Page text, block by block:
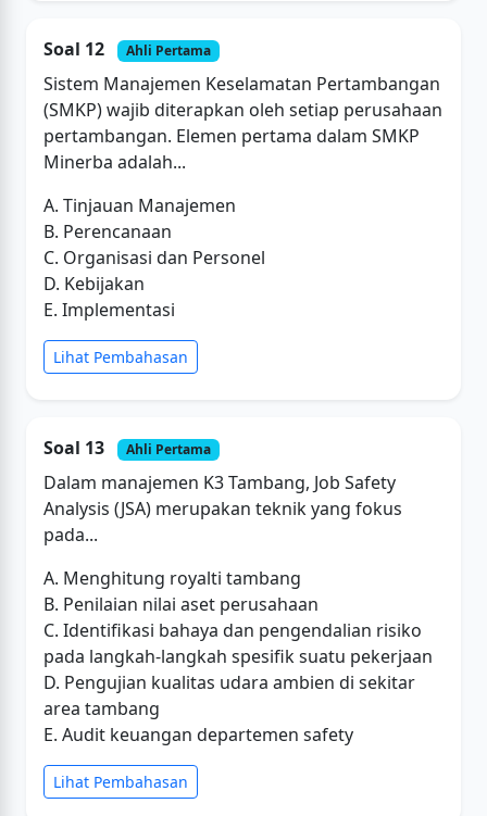
Soal 12 Ahli Pertama
Sistem Manajemen Keselamatan Pertambangan
(SMKP) wajib diterapkan oleh setiap perusahaan
pertambangan. Elemen pertama dalam SMKP
Minerba adalah...
A. Tinjauan Manajemen
B. Perencanaan
C. Organisasi dan Personel
D. Kebijakan
E. Implementasi
Lihat Pembahasan
Soal 13 Ahli Pertama
Dalam manajemen K3 Tambang, Job Safety
Analysis (JSA) merupakan teknik yang fokus
pada...
A. Menghitung royalti tambang
B. Penilaian nilai aset perusahaan
C. Identifikasi bahaya dan pengendalian risiko
pada langkah-langkah spesifik suatu pekerjaan
D. Pengujian kualitas udara ambien di sekitar
area tambang
E. Audit keuangan departemen safety
Lihat Pembahasan